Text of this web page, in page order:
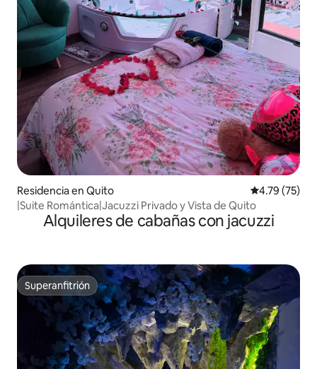
Residencia en Quito Calificación
4.79 (75)
|Suite Romántica|Jacuzzi Privado y Vista de Quito
Alquileres de cabañas con jacuzzi
Superanfitrión
Superanfitrión